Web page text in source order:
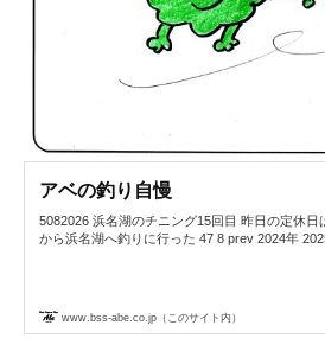
アベの釣り自慢
5082026 浜名湖のチニング15回目 昨日の定休日
から浜名湖へ釣りに行った 47 8 prev 2024年
www.bss-abe.co.jp（このサイト内）